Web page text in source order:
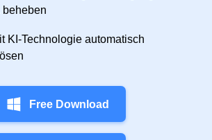
beheben
KI-Technologie automatisch
Free Download